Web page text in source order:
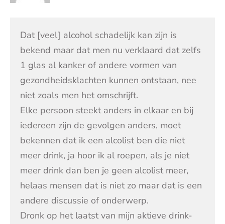
Dat [veel] alcohol schadelijk kan zijn is
bekend maar dat men nu verklaard dat zelfs
1 glas al kanker of andere vormen van
gezondheidsklachten kunnen ontstaan, nee
niet zoals men het omschrijft.
Elke persoon steekt anders in elkaar en bij
iedereen zijn de gevolgen anders, moet
bekennen dat ik een alcolist ben die niet
meer drink, ja hoor ik al roepen, als je niet
meer drink dan ben je geen alcolist meer,
helaas mensen dat is niet zo maar dat is een
andere discussie of onderwerp.
Dronk op het laatst van mijn aktieve drink-